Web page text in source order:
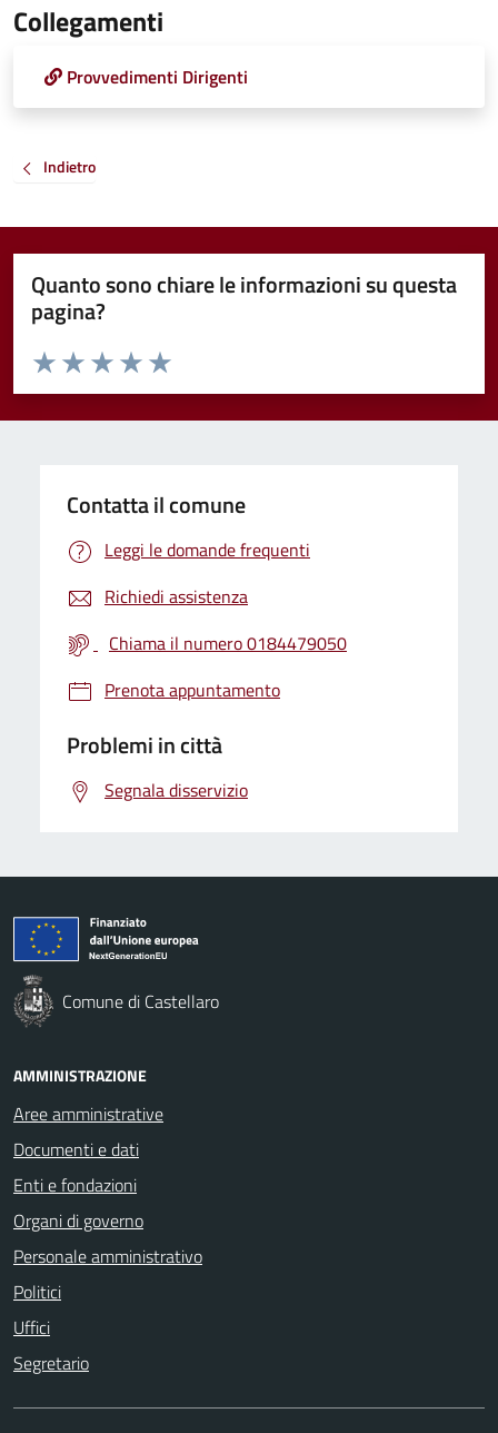
Collegamenti
Provvedimenti Dirigenti
Indietro
Quanto sono chiare le informazioni su questa
pagina?
Valuta da 1 a 5 stelle la pagina
Valuta 5 stelle su 5
Valuta 4 stelle su 5
Valuta 3 stelle su 5
Valuta 2 stelle su 5
Valuta 1 stelle su 5
Contatta il comune
Leggi le domande frequenti
Richiedi assistenza
Chiama il numero 0184479050
Prenota appuntamento
Problemi in città
Segnala disservizio
Comune di Castellaro
AMMINISTRAZIONE
Aree amministrative
Documenti e dati
Enti e fondazioni
Organi di governo
Personale amministrativo
Politici
Uffici
Segretario